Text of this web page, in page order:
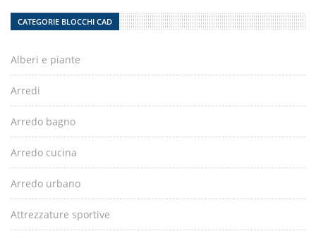
CATEGORIE BLOCCHI CAD
Alberi e piante
Arredi
Arredo bagno
Arredo cucina
Arredo urbano
Attrezzature sportive